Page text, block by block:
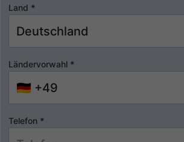
Land *
Ländervorwahl *
Telefon *